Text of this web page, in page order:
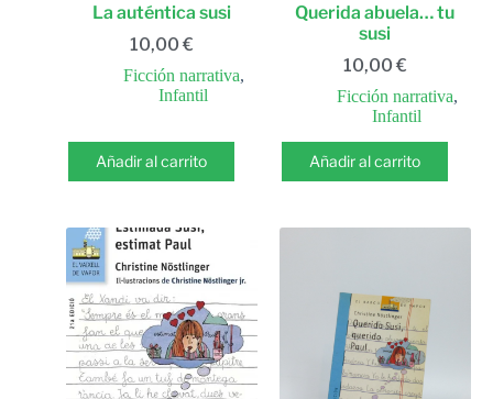
La auténtica susi
10,00 €
Ficción narrativa,
Infantil
Añadir al carrito
Querida abuela… tu
susi
10,00 €
Ficción narrativa,
Infantil
Añadir al carrito